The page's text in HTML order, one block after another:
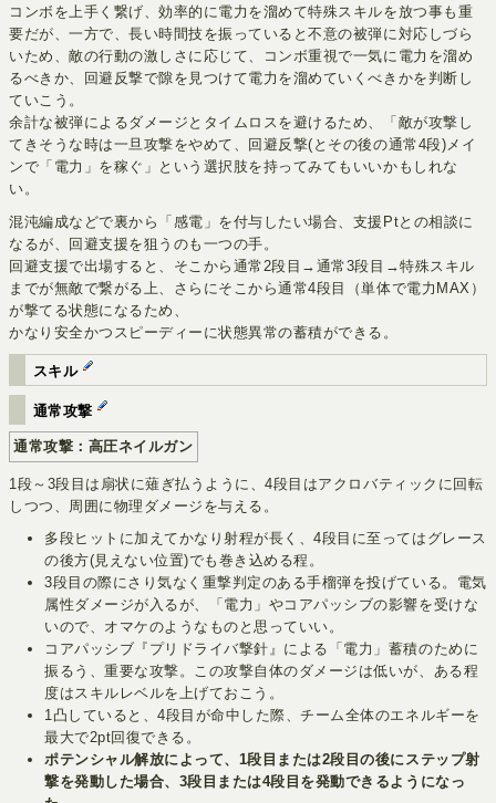
コンボを上手く繋げ、効率的に電力を溜めて特殊スキルを放つ事も重
要だが、一方で、長い時間技を振っていると不意の被弾に対応しづら
いため、敵の行動の激しさに応じて、コンボ重視で一気に電力を溜め
るべきか、回避反撃で隙を見つけて電力を溜めていくべきかを判断し
ていこう。
余計な被弾によるダメージとタイムロスを避けるため、「敵が攻撃し
てきそうな時は一旦攻撃をやめて、回避反撃(とその後の通常4段)メイ
ンで「電力」を稼ぐ」という選択肢を持ってみてもいいかもしれな
い。
混沌編成などで裏から「感電」を付与したい場合、支援Ptとの相談に
なるが、回避支援を狙うのも一つの手。
回避支援で出場すると、そこから通常2段目→通常3段目→特殊スキル
までが無敵で繋がる上、さらにそこから通常4段目（単体で電力MAX）
が撃てる状態になるため、
かなり安全かつスピーディーに状態異常の蓄積ができる。
スキル
通常攻撃
通常攻撃：高圧ネイルガン
1段～3段目は扇状に薙ぎ払うように、4段目はアクロバティックに回転
しつつ、周囲に物理ダメージを与える。
多段ヒットに加えてかなり射程が長く、4段目に至ってはグレース
の後方(見えない位置)でも巻き込める程。
3段目の際にさり気なく重撃判定のある手榴弾を投げている。電気
属性ダメージが入るが、「電力」やコアパッシブの影響を受けな
いので、オマケのようなものと思っていい。
コアパッシブ『プリドライバ撃針』による「電力」蓄積のために
振るう、重要な攻撃。この攻撃自体のダメージは低いが、ある程
度はスキルレベルを上げておこう。
1凸していると、4段目が命中した際、チーム全体のエネルギーを
最大で2pt回復できる。
ポテンシャル解放によって、1段目または2段目の後にステップ射
撃を発動した場合、3段目または4段目を発動できるようになっ